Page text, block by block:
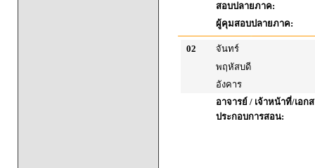
สอบปลายภาค:
ผู้คุมสอบปลายภาค:
02
จันทร์
พฤหัสบดี
อังคาร
อาจารย์ / เจ้าหน้าที่/เอก
ประกอบการสอน: